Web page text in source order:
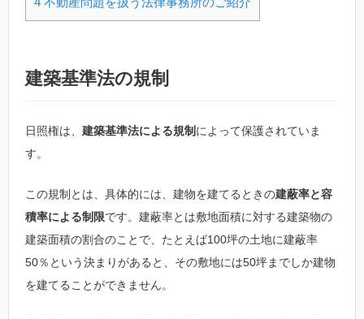
建築基準法の規制
日照権は、 建築基準法による規制によって保護されていま
す。
この規制とは、具体的には、建物を建てるときの建蔽率と容
積率による制限です。建蔽率とは敷地面積に対する建築物の
建築面積の割合のことで、たとえば100坪の土地に建蔽率
50％という決まりがあると、その敷地には50坪までしか建物
を建てることができません。